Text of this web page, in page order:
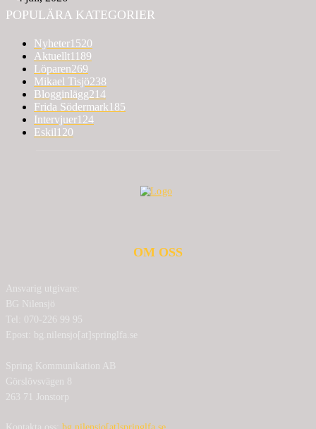
POPULÄRA KATEGORIER
Nyheter1520
Aktuellt1189
Löparen269
Mikael Tisjö238
Blogginlägg214
Frida Södermark185
Intervjuer124
Eskil120
OM OSS
Ansvarig utgivare:
BG Nilensjö
Tel: 070-226 99 95
Epost: bg.nilensjo[at]springlfa.se
Spring Kommunikation AB
Görslövsvägen 8
263 71 Jonstorp